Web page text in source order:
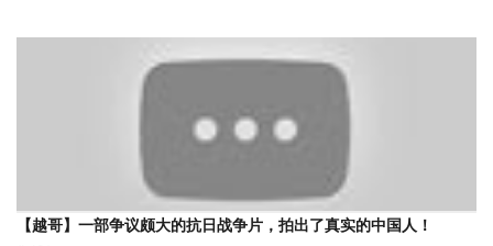
【越哥】一部争议颇大的抗日战争片，拍出了真实的中国人！